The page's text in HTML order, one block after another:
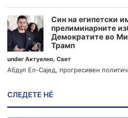
Син на египетски
прелиминарните
Демократите во
Трамп
under Актуелно, Свет
Абдул Ел-Сајед, прогресивен
СЛЕДЕТЕ НÉ